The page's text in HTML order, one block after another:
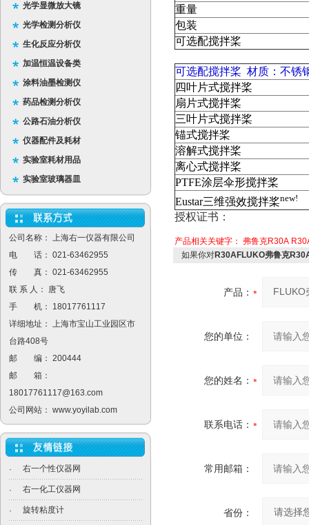
光学显微放大镜
光学检测分析仪
生化反应分析仪
加温恒温设备类
涂料油墨检测仪
药品检测分析仪
公路石油分析仪
仪器配件及耗材
实验室耗材用品
实验室玻璃器皿
公司名称： 上海右一仪器有限公司
电 话： 021-63462955
传 真： 021-63462955
联 系 人： 唐飞
手 机： 18017761117
详细地址： 上海市宝山工业园区市
台路408号
邮 编： 200444
邮 箱：
18017761117@163.com
公司网站： www.yoyilab.com
· 右一个性仪器网
· 右一化工仪器网
· 旋转粘度计
重量
包装
可选配搅拌桨
可选配搅拌桨 材质：不锈
四叶片式搅拌桨
扇片式搅拌桨
三叶片式搅拌桨
锚式搅拌桨
溶解式搅拌桨
离心式搅拌桨
PTFE涂层伞形搅拌桨
Eustar三维强效搅拌桨new!
授权证书：
产品相关关键字： 弗鲁克R30A
如果你对R30AFLUKO弗鲁克
产品：
您的单位：
您的姓名：
联系电话：
常用邮箱：
省份：